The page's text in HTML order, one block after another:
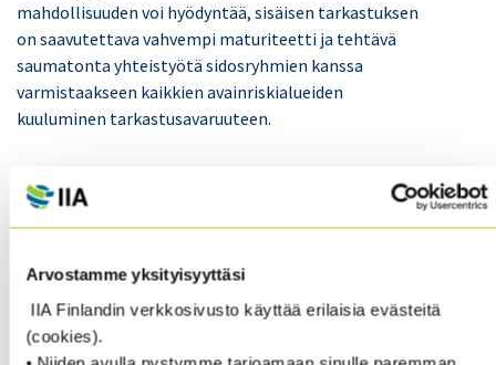
Arvostamme yksityisyyttäsi
IIA Finlandin verkkosivusto käyttää erilaisia evästeitä
(cookies).
mahdollisuuden voi hyödyntää, sisäisen tarkastuksen
on saavutettava vahvempi maturiteetti ja tehtävä
saumatonta yhteistyötä sidosryhmien kanssa
varmistaakseen kaikkien avainriskialueiden
kuuluminen tarkastusavaruuteen.
2020 Pulse of Internal Audit paljastaa vakavia
puutteita sisäisen tarkastuksen kattavuudessa,
seuraavat avainriskialueet esimerkkeinä:
Melkein kolmannes vastanneista ei sisällyttänyt
kyberturvallisuutta tai tietotekniikkaa
tarkastussuunnitelmiin